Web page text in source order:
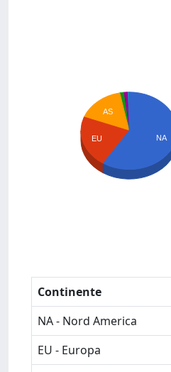
AS
EU NA
Continente
NA - Nord America
EU - Europa